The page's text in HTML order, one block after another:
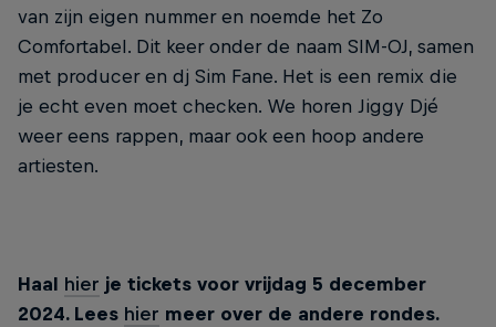
van zijn eigen nummer en noemde het Zo
Comfortabel. Dit keer onder de naam SIM-OJ, samen
met producer en dj Sim Fane. Het is een remix die
je echt even moet checken. We horen Jiggy Djé
weer eens rappen, maar ook een hoop andere
artiesten.
Haal hier je tickets voor vrijdag 5 december
2024. Lees hier meer over de andere rondes.